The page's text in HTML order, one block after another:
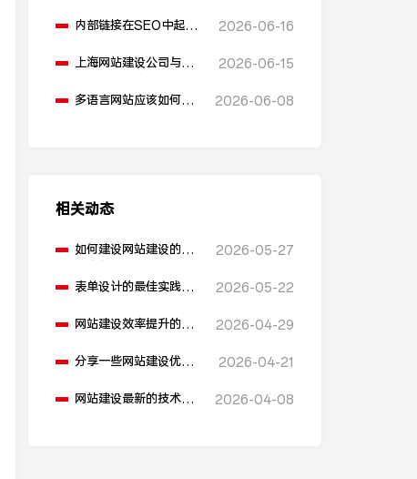
什么作用？
内部链接在SEO中起到
2026-06-16
上海网站建设公司与安
么？
2026-06-15
多语言网站应该如何进
2026-06-08
相关动态
如何建设网站建设的电
2026-05-27
表单设计的最佳实践有
益？
2026-05-22
网站建设效率提升的方
2026-04-29
分享一些网站建设优化
2026-04-21
网站建设最新的技术动
2026-04-08